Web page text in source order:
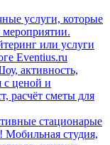
услуги, которые
или услуги
Eventius.ru
активность,
с ценой и
расчёт сметы для
стационарые
студия,